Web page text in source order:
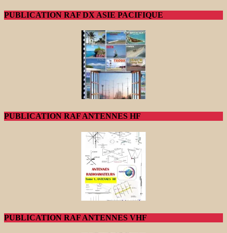
PUBLICATION RAF DX ASIE PACIFIQUE
PUBLICATION RAF ANTENNES HF
PUBLICATION RAF ANTENNES VHF